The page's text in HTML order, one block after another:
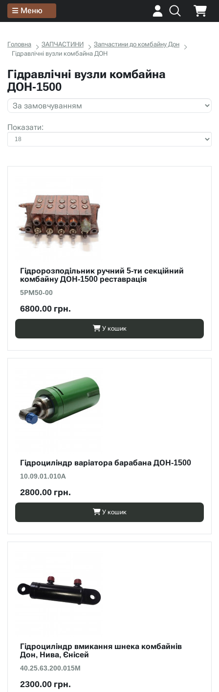
Меню
Головна ЗАПЧАСТИНИ
Запчастини до комбайну Дон
Гідравлічні вузли комбайна ДОН
Гідравлічні вузли комбайна
ДОН-1500
Показати:
Гідророзподільник ручний 5-ти секційний
комбайну ДОН-1500 реставрація
5РМ50-00
6800.00 грн.
У кошик
Гідроциліндр варіатора барабана ДОН-1500
10.09.01.010А
2800.00 грн.
У кошик
Гідроциліндр вмикання шнека комбайнів
Дон, Нива, Єнісей
40.25.63.200.015M
2300.00 грн.